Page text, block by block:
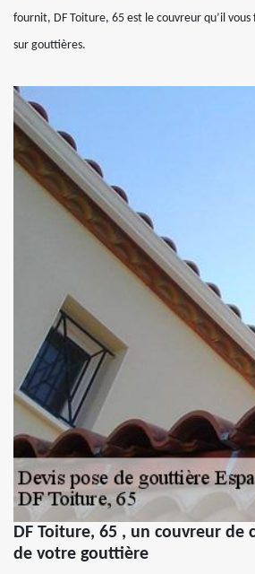
fournit, DF Toiture, 65 est le couvreur qu’il
sur gouttières.
DF Toiture, 65 , un couvreur de
de votre gouttière